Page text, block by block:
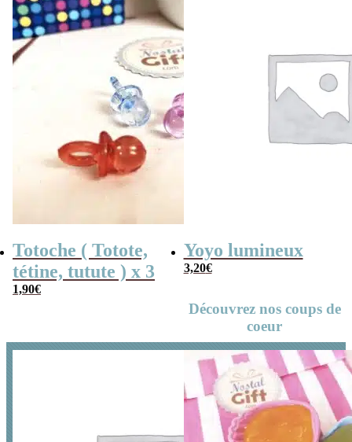
Totoche ( Totote,
tétine, tutute ) x 3
1,90€
Yoyo lumineux
3,20€
Découvrez nos coups de
coeur